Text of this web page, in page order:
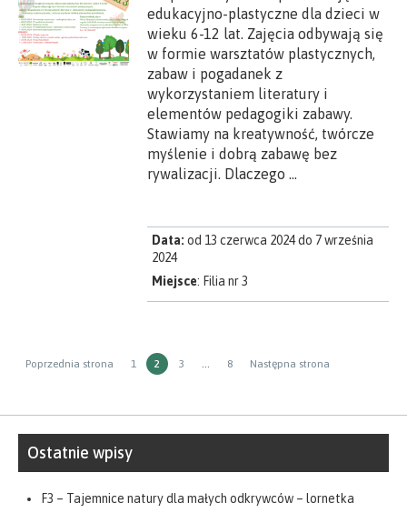
edukacyjno-plastyczne dla dzieci w
wieku 6-12 lat. Zajęcia odbywają się
w formie warsztatów plastycznych,
zabaw i pogadanek z
wykorzystaniem literatury i
elementów pedagogiki zabawy.
Stawiamy na kreatywność, twórcze
myślenie i dobrą zabawę bez
rywalizacji. Dlaczego …
Data:od 13 czerwca 2024 do 7 września
2024
Miejsce: Filia nr 3
Stronicowanie
Poprzednia strona Strona
1 STRONA
2 Strona
3 … Strona
8 Następna strona
Ostatnie wpisy
F3 – Tajemnice natury dla małych odkrywców – lornetka